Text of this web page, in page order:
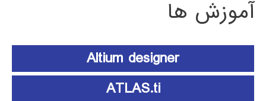
آموزش ها
Altium designer
ATLAS.ti